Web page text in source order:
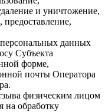
и уничтожение,
предоставление,
данных
Субъекта
форме,
почты Оператора
физическим лицом
на обработку